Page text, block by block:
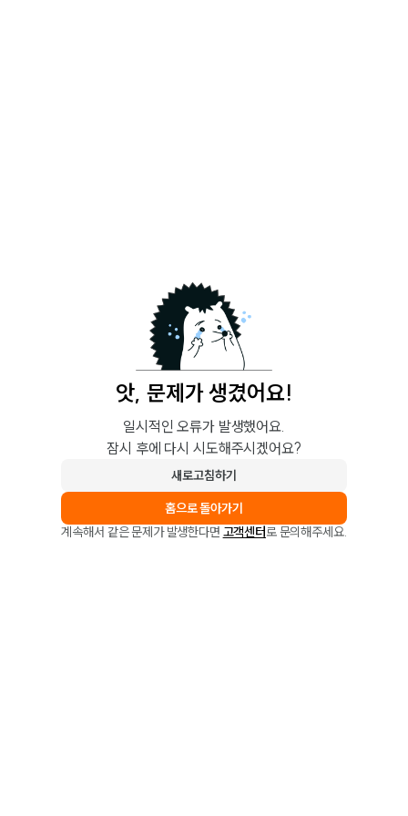
앗, 문제가 생겼어요!
일시적인 오류가 발생했어요.
잠시 후에 다시 시도해주시겠어요?
새로고침하기
홈으로 돌아가기
계속해서 같은 문제가 발생한다면 고객센터로 문의해주세요.